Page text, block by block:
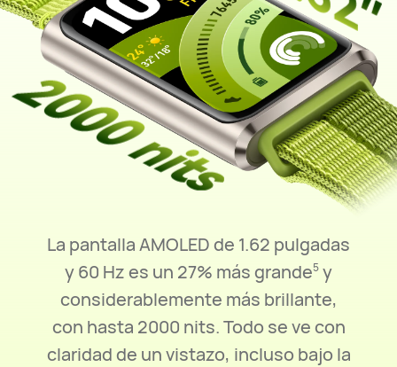
La pantalla AMOLED de 1.62 pulgadas
y 60 Hz es un 27% másgrande5 y
considerablemente más brillante,
con hasta 2000 nits.Todo se ve con
claridad de un vistazo, incluso bajo la